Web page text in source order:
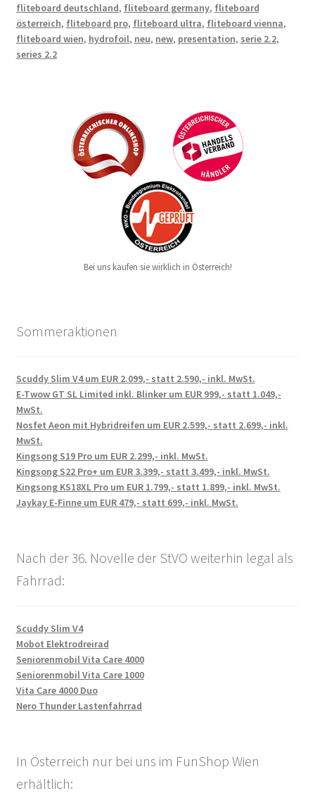
fliteboard deutschland, fliteboard germany, fliteboard
österreich, fliteboard pro, fliteboard ultra, fliteboard vienna,
fliteboard wien, hydrofoil, neu, new, presentation, serie 2.2,
series 2.2
Bei uns kaufen sie wirklich in Österreich!
Sommeraktionen
Scuddy Slim V4 um EUR 2.099,- statt 2.590,- inkl. MwSt.
E-Twow GT SL Limited inkl. Blinker um EUR 999,- statt 1.049,-
MwSt.
Nosfet Aeon mit Hybridreifen um EUR 2.599,- statt 2.699,- inkl.
MwSt.
Kingsong S19 Pro um EUR 2.299,- inkl. MwSt.
Kingsong S22 Pro+ um EUR 3.399,- statt 3.499,- inkl. MwSt.
Kingsong KS18XL Pro um EUR 1.799,- statt 1.899,- inkl. MwSt.
Jaykay E-Finne um EUR 479,- statt 699,- inkl. MwSt.
Nach der 36. Novelle der StVO weiterhin legal als
Fahrrad:
Scuddy Slim V4
Mobot Elektrodreirad
Seniorenmobil Vita Care 4000
Seniorenmobil Vita Care 1000
Vita Care 4000 Duo
Nero Thunder Lastenfahrrad
In Österreich nur bei uns im FunShop Wien
erhältlich: